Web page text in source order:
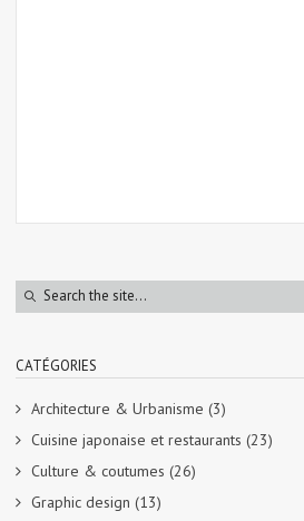
CATÉGORIES
Architecture & Urbanisme (3)
Cuisine japonaise et restaurants (23)
Culture & coutumes (26)
Graphic design (13)